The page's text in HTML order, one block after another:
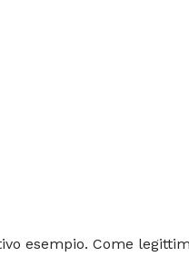
esempio. Come